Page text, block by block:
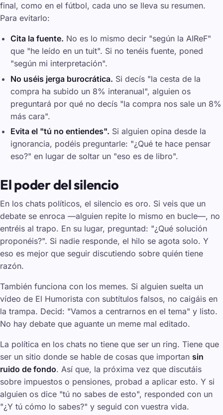
final, como en el fútbol, cada uno se lleva su resumen.
Para evitarlo:
Cita la fuente. No es lo mismo decir "según la AIReF"
que "he leído en un tuit". Si no tenéis fuente, poned
"según mi interpretación".
No uséis jerga burocrática. Si decís "la cesta de la
compra ha subido un 8% interanual", alguien os
preguntará por qué no decís "la compra nos sale un 8%
más cara".
Evita el "tú no entiendes". Si alguien opina desde la
ignorancia, podéis preguntarle: "¿Qué te hace pensar
eso?" en lugar de soltar un "eso es de libro".
El poder del silencio
En los chats políticos, el silencio es oro. Si veis que un
debate se enroca —alguien repite lo mismo en bucle—, no
entréis al trapo. En su lugar, preguntad: "¿Qué solución
proponéis?". Si nadie responde, el hilo se agota solo. Y
eso es mejor que seguir discutiendo sobre quién tiene
razón.
También funciona con los memes. Si alguien suelta un
vídeo de El Humorista con subtítulos falsos, no caigáis en
la trampa. Decid: "Vamos a centrarnos en el tema" y listo.
No hay debate que aguante un meme mal editado.
La política en los chats no tiene que ser un ring. Tiene que
ser un sitio donde se hable de cosas que importan sin
ruido de fondo. Así que, la próxima vez que discutáis
sobre impuestos o pensiones, probad a aplicar esto. Y si
alguien os dice "tú no sabes de esto", responded con un
"¿Y tú cómo lo sabes?" y seguid con vuestra vida.